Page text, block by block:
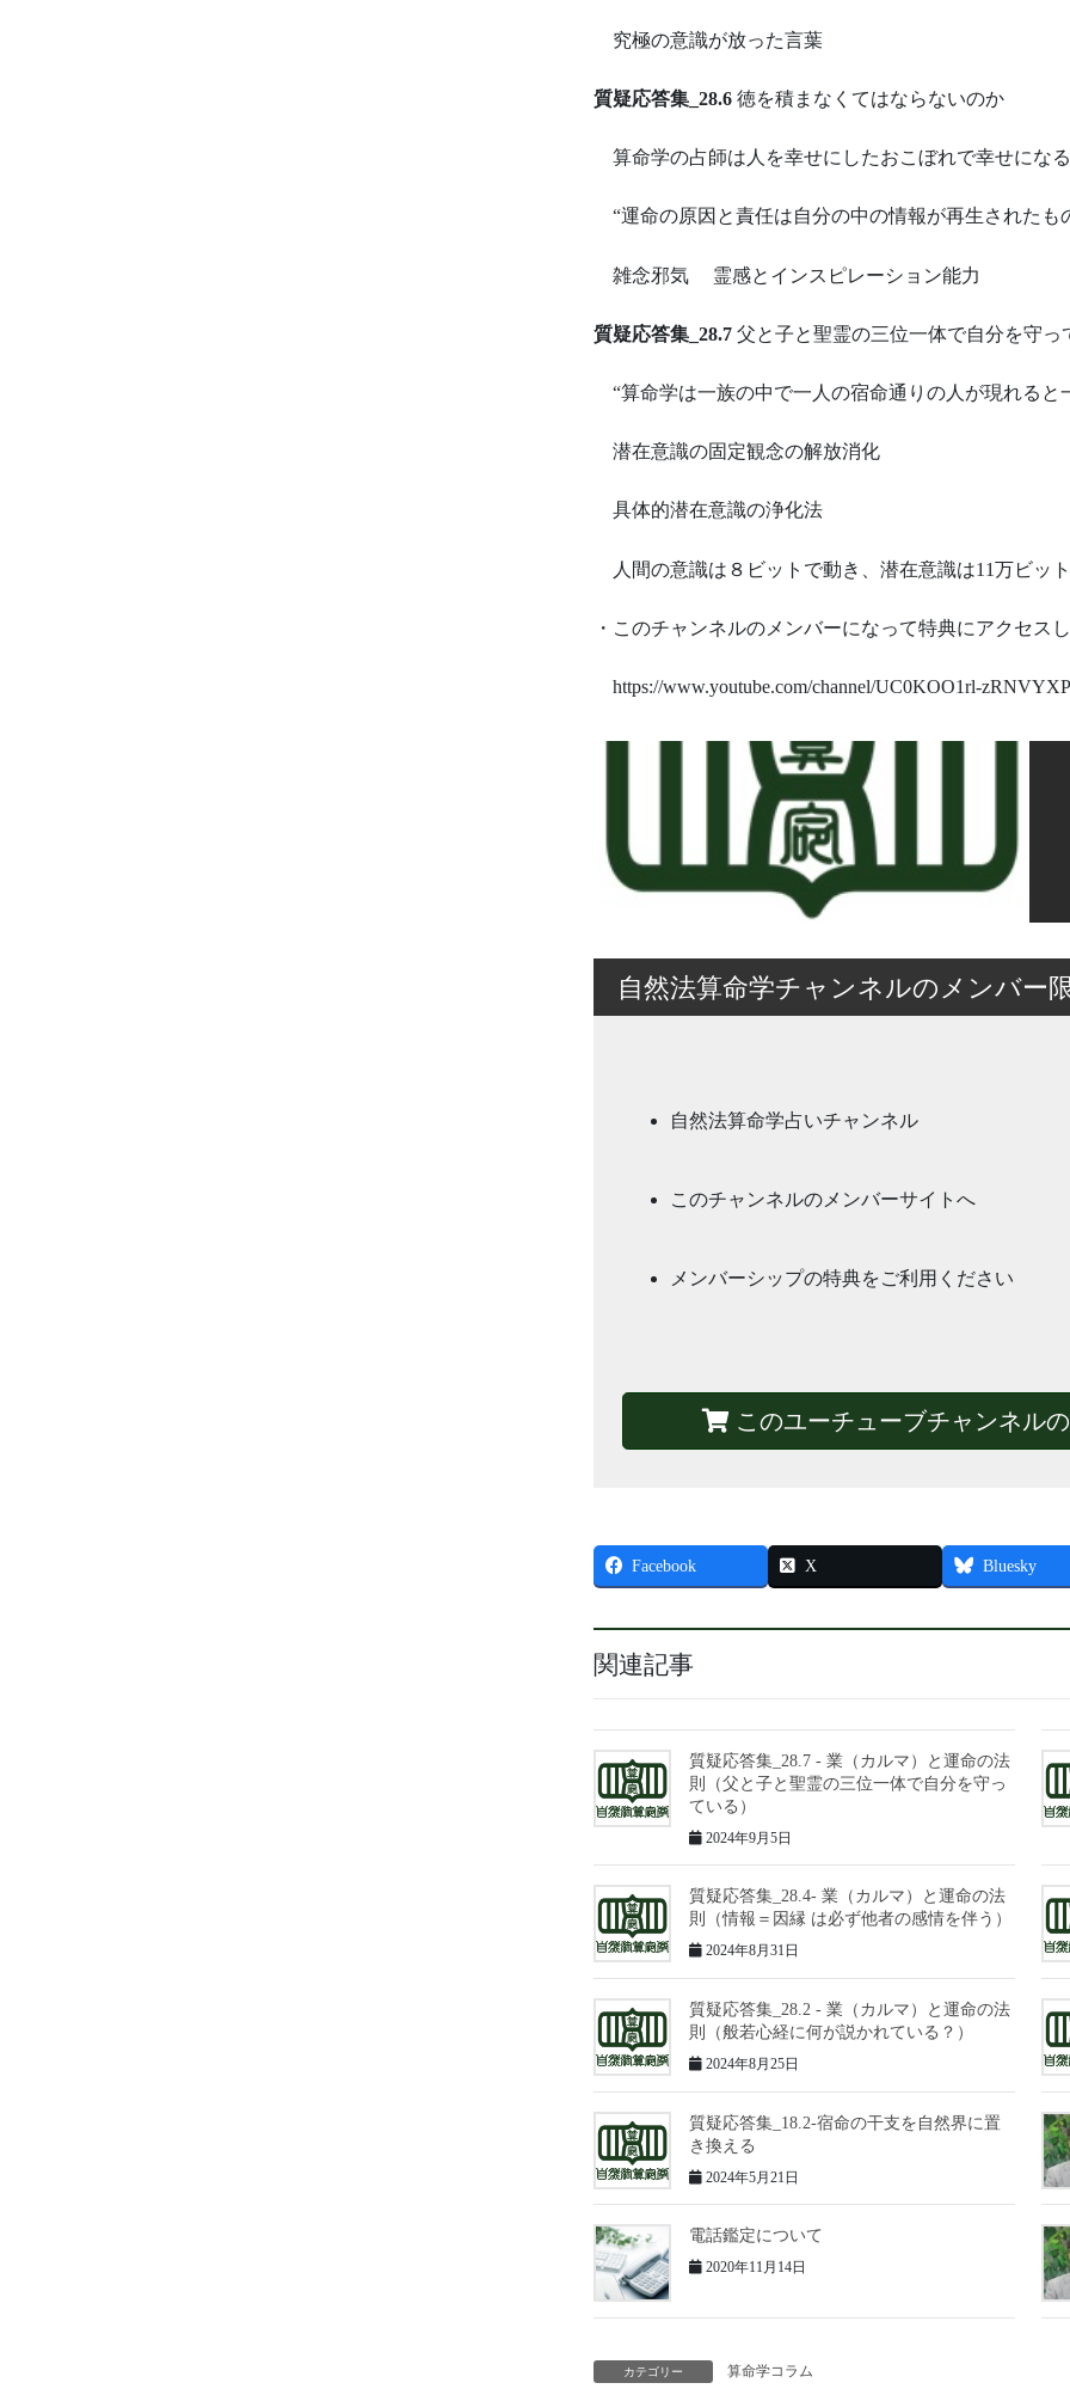
究極の意識が放った言葉
質疑応答集_28.6 徳を積まなくてはならないのか
算命学の占師は人を幸せにしたおこぼれで幸せに
“運命の原因と責任は自分の中の情報が再生された
雑念邪気 霊感とインスピレーション能力
質疑応答集_28.7 父と子と聖霊の三位一体で自分を守っ
“算命学は一族の中で一人の宿命通りの人が現れると
潜在意識の固定観念の解放消化
具体的潜在意識の浄化法
人間の意識は８ビットで動き、潜在意識は11万ビッ
・このチャンネルのメンバーになって特典にアクセス
https://www.youtube.com/channel/UC0KOO1rl-
自然法算命学チャンネルのメンバー
自然法算命学占いチャンネル
このチャンネルのメンバーサイトへ
メンバーシップの特典をご利用ください
このユーチューブチャンネル
Facebook X Bluesky
関連記事
質疑応答集_28.7 - 業（カルマ）と運命の法
則（父と子と聖霊の三位一体で自分を守っ
ている）
2024年9月5日
質疑応答集_28.4- 業（カルマ）と運命の法
則（情報＝因縁 は必ず他者の感情を伴う）
2024年8月31日
質疑応答集_28.2 - 業（カルマ）と運命の法
則（般若心経に何が説かれている？）
2024年8月25日
質疑応答集_18.2-宿命の干支を自然界に置
き換える
2024年5月21日
電話鑑定について
2020年11月14日
カテゴリー 算命学コラム